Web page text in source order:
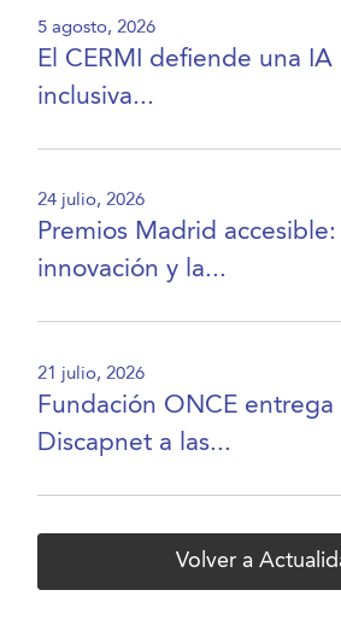
5 agosto, 2026
El CERMI defiende una IA
inclusiva...
24 julio, 2026
Premios Madrid
innovación y la...
21 julio, 2026
Fundación ONCE entrega
Discapnet a las...
Volver a